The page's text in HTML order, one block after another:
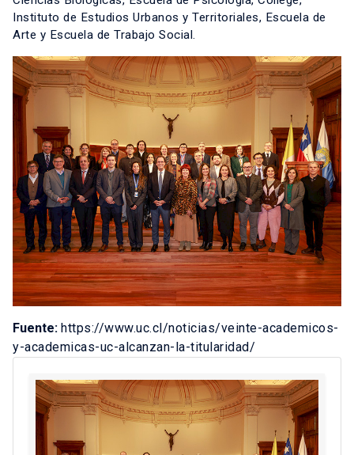
Instituto de Estudios Urbanos y Territoriales, Escuela de
Arte y Escuela de Trabajo Social.
Fuente: https://www.uc.cl/noticias/veinte-academicos-
y-academicas-uc-alcanzan-la-titularidad/